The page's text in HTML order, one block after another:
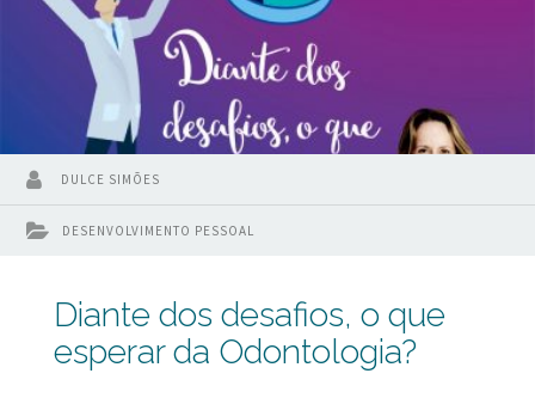
DESENVOLVIMENTO PESSOAL
DULCE SIMÕES
Diante dos desafios, o que
esperar da Odontologia?